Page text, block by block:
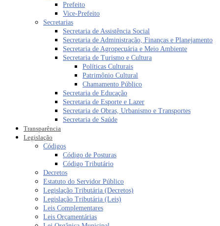
Prefeito
Vice-Prefeito
Secretarias
Secretaria de Assistência Social
Secretaria de Administração, Finanças e Planejamento
Secretaria de Agropecuária e Meio Ambiente
Secretaria de Turismo e Cultura
Políticas Culturais
Patrimônio Cultural
Chamamento Público
Secretaria de Educação
Secretaria de Esporte e Lazer
Secretaria de Obras, Urbanismo e Transportes
Secretaria de Saúde
Transparência
Legislação
Códigos
Código de Posturas
Código Tributário
Decretos
Estatuto do Servidor Público
Legislação Tributária (Decretos)
Legislação Tributária (Leis)
Leis Complementares
Leis Orçamentárias